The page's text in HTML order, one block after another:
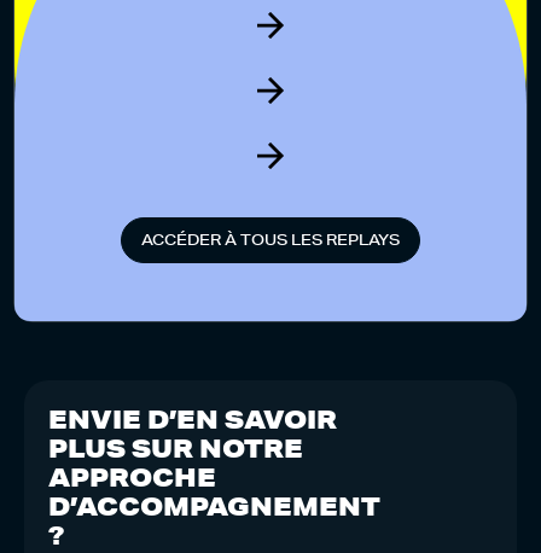
ACCÉDERÀTOUS LES REPLAYS
ENVIE D’EN SAVOIR
PLUS SUR NOTRE
APPROCHE
D’ACCOMPAGNEMENT
?